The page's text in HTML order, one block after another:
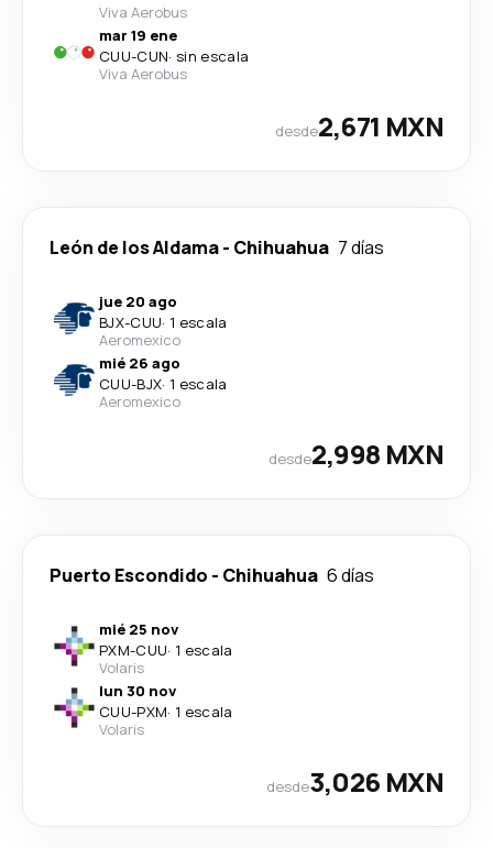
Viva Aerobus
mar 19 ene
CUU-CUN· sin escala
Viva Aerobus
desde2,671 MXN
León de los Aldama- Chihuahua 7 días
jue 20 ago
BJX-CUU· 1 escala
Aeromexico
mié 26 ago
CUU-BJX· 1 escala
Aeromexico
desde2,998 MXN
Puerto Escondido - Chihuahua 6 días
mié 25 nov
PXM-CUU· 1 escala
Volaris
lun 30 nov
CUU-PXM· 1 escala
Volaris
desde3,026 MXN